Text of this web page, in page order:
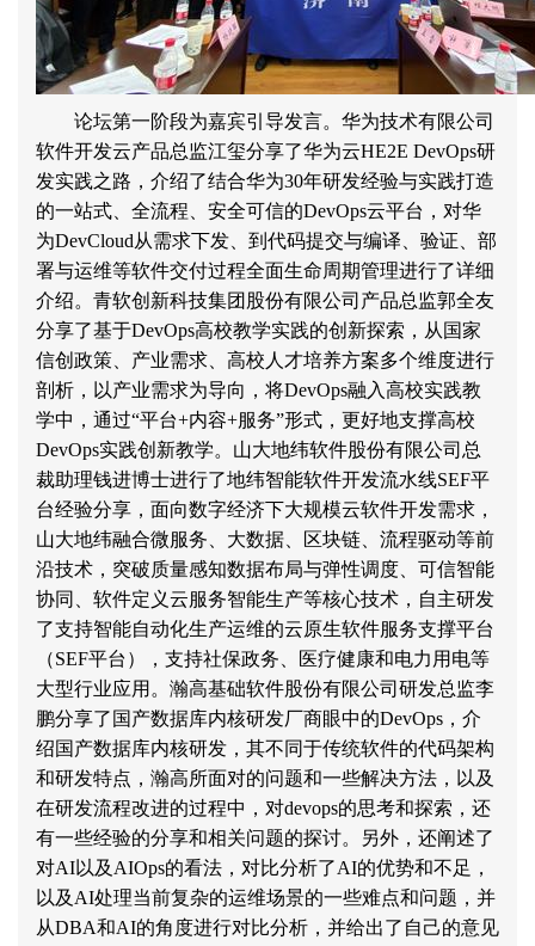
论坛第一阶段为嘉宾引导发言。华为技术有限公司
软件开发云产品总监江玺分享了华为云HE2E DevOps研
发实践之路，介绍了结合华为30年研发经验与实践打造
的一站式、全流程、安全可信的DevOps云平台，对华
为DevCloud从需求下发、到代码提交与编译、验证、部
署与运维等软件交付过程全面生命周期管理进行了详细
介绍。青软创新科技集团股份有限公司产品总监郭全友
分享了基于DevOps高校教学实践的创新探索，从国家
信创政策、产业需求、高校人才培养方案多个维度进行
剖析，以产业需求为导向，将DevOps融入高校实践教
学中，通过“平台+内容+服务”形式，更好地支撑高校
DevOps实践创新教学。山大地纬软件股份有限公司总
裁助理钱进博士进行了地纬智能软件开发流水线SEF平
台经验分享，面向数字经济下大规模云软件开发需求，
山大地纬融合微服务、大数据、区块链、流程驱动等前
沿技术，突破质量感知数据布局与弹性调度、可信智能
协同、软件定义云服务智能生产等核心技术，自主研发
了支持智能自动化生产运维的云原生软件服务支撑平台
（SEF平台），支持社保政务、医疗健康和电力用电等
大型行业应用。瀚高基础软件股份有限公司研发总监李
鹏分享了国产数据库内核研发厂商眼中的DevOps ，介
绍国产数据库内核研发，其不同于传统软件的代码架构
和研发特点，瀚高所面对的问题和一些解决方法，以及
在研发流程改进的过程中，对devops的思考和探索，还
有一些经验的分享和相关问题的探讨。另外，还阐述了
对AI以及 AIOps的看法，对比分析了AI的优势和不足，
以及 AI处理当前复杂的运维场景的一些难点和问题，并
从DBA和AI的角度进行对比分析，并给出了自己的意见